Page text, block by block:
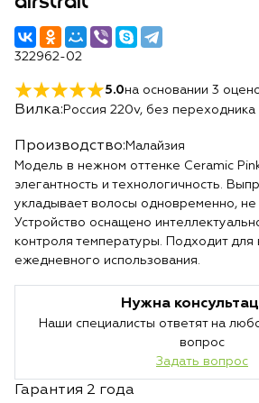
322962-02
5.0на основании 3
Вилка: Россия 220v, без переходника
Производство: Малайзия
Модель в нежном оттенке Ceramic
элегантность и технологичность.
укладывает волосы одновременно,
Устройство оснащено
контроля температуры. Подходит для
ежедневного использования.
Нужна
Наши специалисты ответят на
вопрос
Задать вопрос
Гарантия 2 года